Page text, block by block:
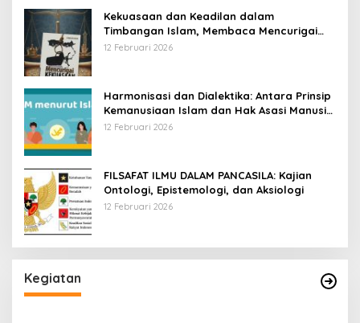
Kekuasaan dan Keadilan dalam
Timbangan Islam, Membaca Mencurigai
Kekuasaan Karya Fitron Nur Iksan
12 Februari 2026
Harmonisasi dan Dialektika: Antara Prinsip
Kemanusiaan Islam dan Hak Asasi Manusia
Universal
12 Februari 2026
FILSAFAT ILMU DALAM PANCASILA: Kajian
Ontologi, Epistemologi, dan Aksiologi
12 Februari 2026
Kegiatan